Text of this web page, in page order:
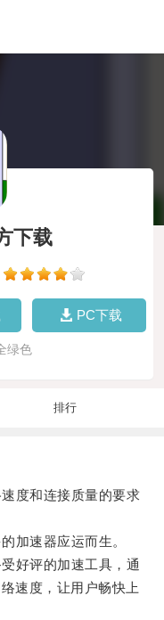
下载
PC下载
绿色
排行
度和连接质量的要求
速器应运而生。
好评的加速工具，通
速度，让用户畅快上